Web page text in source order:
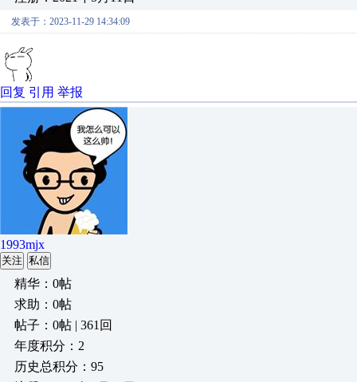
发表于：2023-11-29 14:34:09
回复 引用 举报
1993mjx
关注 私信
精华：0帖
求助：0帖
帖子：0帖 | 361回
年度积分：2
历史总积分：95